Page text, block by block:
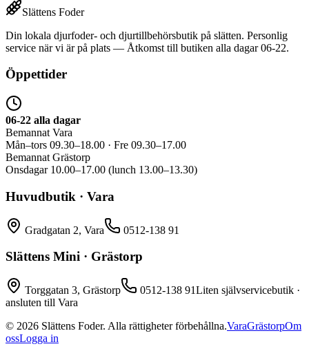
Slättens Foder
Din lokala djurfoder- och djurtillbehörsbutik på slätten. Personlig
service när vi är på plats — Åtkomst till butiken alla dagar 06-22.
Öppettider
06-22 alla dagar
Bemannat Vara
Mån–tors 09.30–18.00 · Fre 09.30–17.00
Bemannat Grästorp
Onsdagar 10.00–17.00 (lunch 13.00–13.30)
Huvudbutik · Vara
Gradgatan 2, Vara 0512-138 91
Slättens Mini · Grästorp
Torggatan 3, Grästorp 0512-138 91Liten självservicebutik ·
ansluten till Vara
© 2026 Slättens Foder. Alla rättigheter förbehållna.VaraGrästorpOm
ossLogga in